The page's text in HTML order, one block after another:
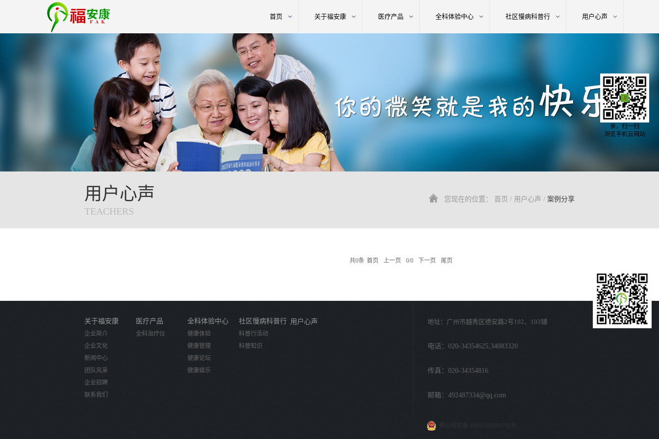
首页 关于福安康 医疗产品 全科体验中心 社区慢病科普行 用户心声
用户心声
TEACHERS
您现在的位置： 首页 / 用户心声 / 案例分享
共0条 首页 上一页 0/0 下一页 尾页
关于福安康
企业简介
企业文化
新闻中心
团队风采
企业招聘
联系我们
医疗产品
全科治疗仪
全科体验中心
健康体验
健康管理
健康论坛
健康娱乐
社区慢病科普行
科普行活动
科普知识
用户心声 地址：广州市越秀区德安路2号102、103铺
电话：020-34354625,34083320
传真：020-34354816
邮箱：492487334@qq.com
粤公网安备 44010502000792号
亲，扫一扫
浏览手机云网站